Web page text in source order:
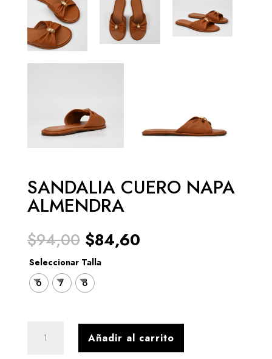
SANDALIA CUERO NAPA
ALMENDRA
$94,00 El
precio
original
era:
$94,00.
$84,60El
Seleccionar Talla
6 7 8
CUERO
Añadir al carrito